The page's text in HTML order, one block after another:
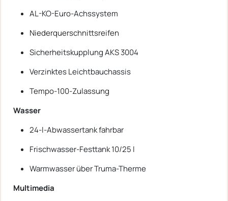
AL-KO-Euro-Achssystem
Niederquerschnittsreifen
Sicherheitskupplung AKS 3004
Verzinktes Leichtbauchassis
Tempo-100-Zulassung
Wasser
24-l-Abwassertank fahrbar
Frischwasser-Festtank 10/25 l
Warmwasser über Truma-Therme
Multimedia